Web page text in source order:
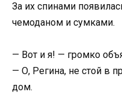
За их спинами
чемоданом и сумками.
— Вот и я! — громко
— О, Регина, не стой в
дом.